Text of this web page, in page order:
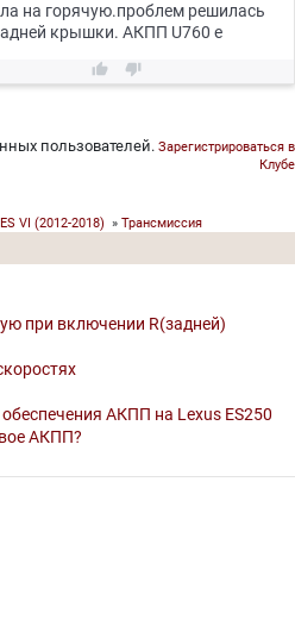
на горячую.проблем решилась
крышки. АКПП U760 e
 
пользователей. Зарегистрироваться в
Клубе
VI (2012-2018) » Трансмиссия
при включении R(задней)
АКПП на Lexus ES250
АКПП?